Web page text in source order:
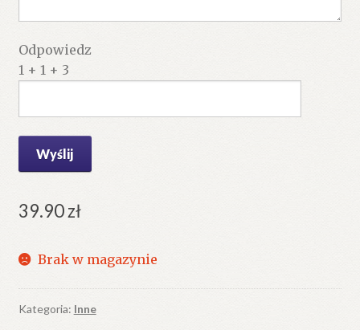
Odpowiedz
1 + 1 + 3
39.90zł
Brak w magazynie
Kategoria: Inne